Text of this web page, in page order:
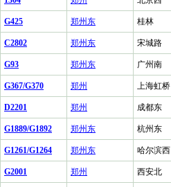
G425 郑州东 桂林
C2802 郑州东 宋城路
G93 郑州东 广州南
G367/G370 郑州 上海虹桥
D2201 郑州 成都东
G1889/G1892 郑州东 杭州东
G1261/G1264 郑州东 哈尔滨西
G2001 郑州 西安北